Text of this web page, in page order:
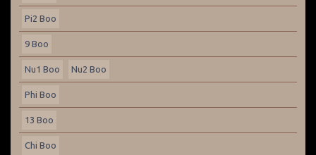
Pi2 Boo
9 Boo
Nu1 Boo Nu2 Boo
Phi Boo
13 Boo
Chi Boo